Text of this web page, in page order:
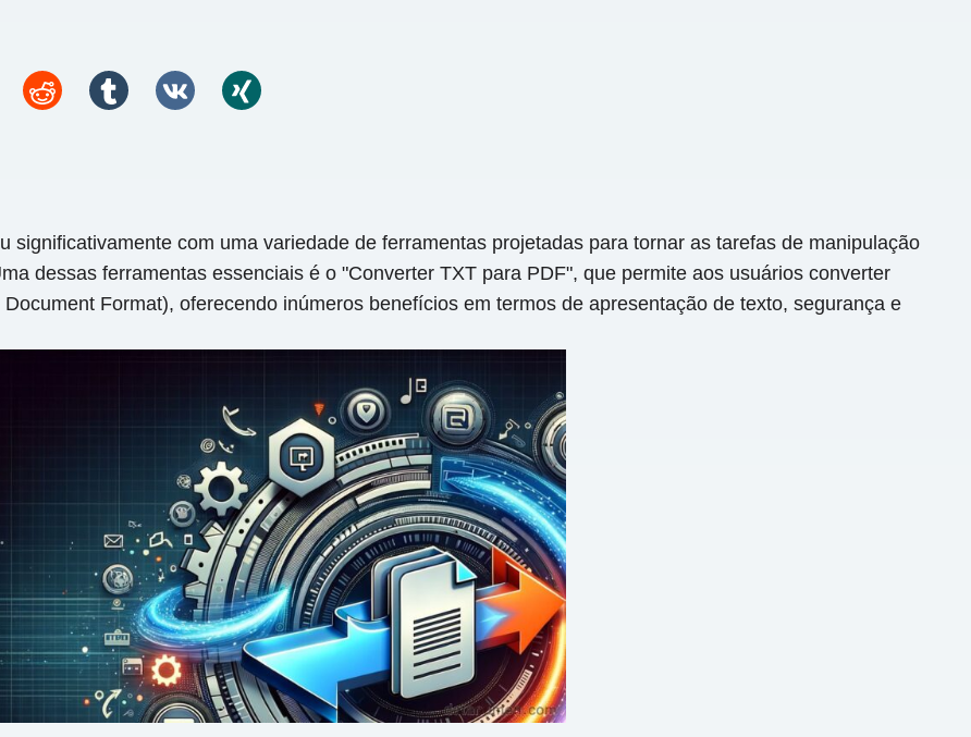
significativamente com uma variedade de ferramentas projetadas para tornar as tarefas de manipulação
dessas ferramentas essenciais é o "Converter TXT para PDF", que permite aos usuários converter
Format), oferecendo inúmeros benefícios em termos de apresentação de texto, segurança e